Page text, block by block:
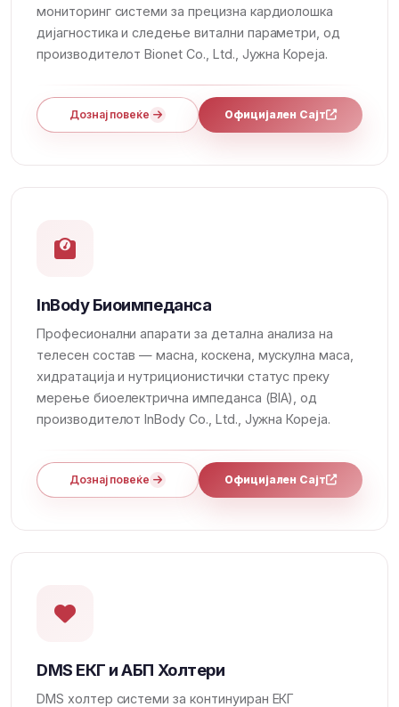
мониторинг системи за прецизна кардиолошка
дијагностика и следење витални параметри, од
производителот Bionet Co., Ltd., Јужна Кореја.
Дознај повеќе Официјален Сајт
InBody Биоимпеданса
Професионални апарати за детална анализа на
телесен состав — масна, коскена, мускулна маса,
хидратација и нутриционистички статус преку
мерење биоелектрична импеданса (BIA), од
производителот InBody Co., Ltd., Јужна Кореја.
Дознај повеќе Официјален Сајт
DMS ЕКГ и АБП Холтери
DMS холтер системи за континуиран ЕКГ